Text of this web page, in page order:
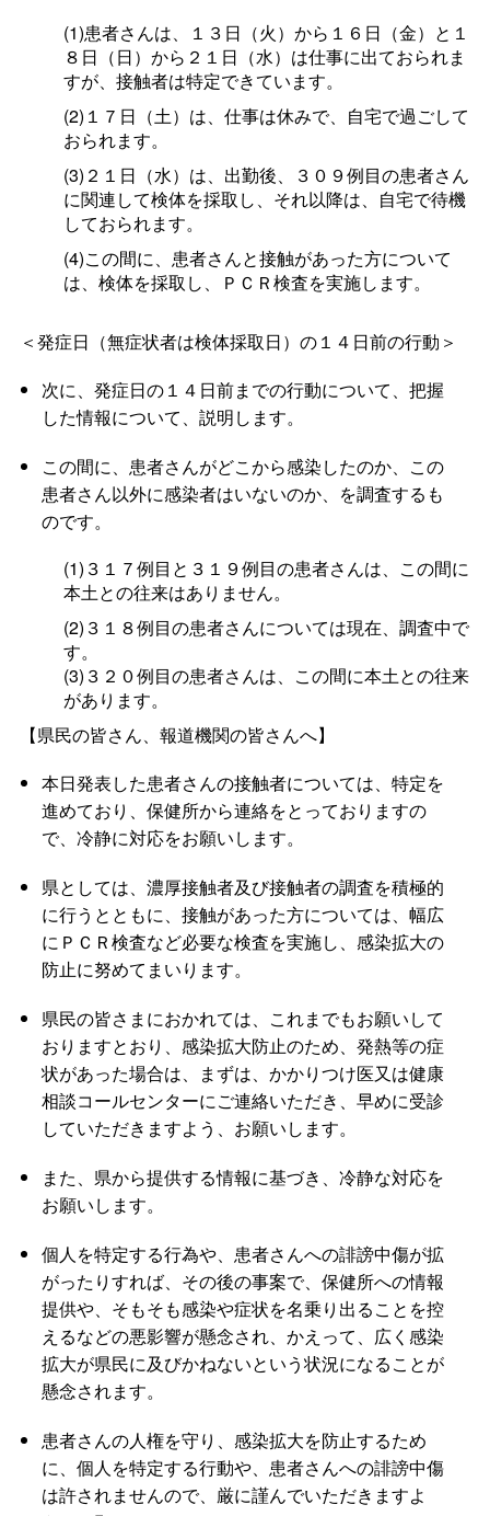
(1)患者さんは、１３日（火）から１６日（金）と１
８日（日）から２１日（水）は仕事に出ておられま
すが、接触者は特定できています。
(2)１７日（土）は、仕事は休みで、自宅で過ごして
おられます。
(3)２１日（水）は、出勤後、３０９例目の患者さん
に関連して検体を採取し、それ以降は、自宅で待機
しておられます。
(4)この間に、患者さんと接触があった方について
は、検体を採取し、ＰＣＲ検査を実施します。
＜発症日（無症状者は検体採取日）の１４日前の行動＞
次に、発症日の１４日前までの行動について、把握
した情報について、説明します。
この間に、患者さんがどこから感染したのか、この
患者さん以外に感染者はいないのか、を調査するも
のです。
(1)３１７例目と３１９例目の患者さんは、この間に
本土との往来はありません。
(2)３１８例目の患者さんについては現在、調査中で
す。
(3)３２０例目の患者さんは、この間に本土との往来
があります。
【県民の皆さん、報道機関の皆さんへ】
本日発表した患者さんの接触者については、特定を
進めており、保健所から連絡をとっておりますの
で、冷静に対応をお願いします。
県としては、濃厚接触者及び接触者の調査を積極的
に行うとともに、接触があった方については、幅広
にＰＣＲ検査など必要な検査を実施し、感染拡大の
防止に努めてまいります。
県民の皆さまにおかれては、これまでもお願いして
おりますとおり、感染拡大防止のため、発熱等の症
状があった場合は、まずは、かかりつけ医又は健康
相談コールセンターにご連絡いただき、早めに受診
していただきますよう、お願いします。
また、県から提供する情報に基づき、冷静な対応を
お願いします。
個人を特定する行為や、患者さんへの誹謗中傷が拡
がったりすれば、その後の事案で、保健所への情報
提供や、そもそも感染や症状を名乗り出ることを控
えるなどの悪影響が懸念され、かえって、広く感染
拡大が県民に及びかねないという状況になることが
懸念されます。
患者さんの人権を守り、感染拡大を防止するため
に、個人を特定する行動や、患者さんへの誹謗中傷
は許されませんので、厳に謹んでいただきますよ